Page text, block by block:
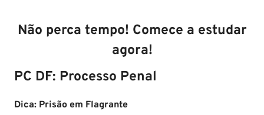
Não perca tempo! Comece a estudar
agora!
PC DF: Processo Penal
Dica: Prisão em Flagrante